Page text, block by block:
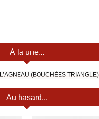
À la une...
(BOUCHÉES TRIANGLE)
Au hasard...